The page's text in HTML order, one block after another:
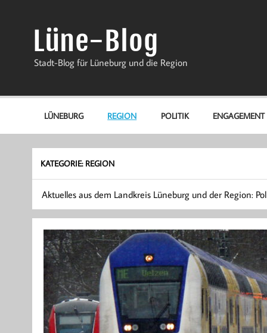
Lüne-Blog
Stadt-Blog für Lüneburg und die Region
LÜNEBURG REGION POLITIK ENGAGEMENT
KATEGORIE: REGION
Aktuelles aus dem Landkreis Lüneburg und der Region: